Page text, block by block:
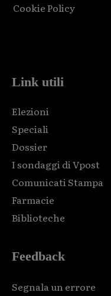
Cookie Policy
Link utili
Elezioni
Speciali
Dossier
I sondaggi di Vpost
Comunicati Stampa
Farmacie
Biblioteche
Feedback
Segnala un errore